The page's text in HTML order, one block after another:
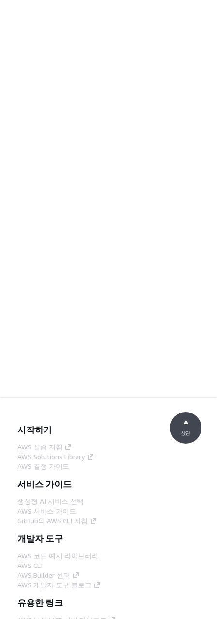
시작하기
AWS 실습 지침
AWS Solutions Library
AWS 결정 가이드
서비스 가이드
생성형 AI 서비스 선택
AWS 서비스 가이드
GitHub의 AWS CLI 지침
개발자 도구
AWS 코드 예시 라이브러리
AWS CLI
AWS Builder 센터
AWS 개발자 도구 블로그
유용한 링크
상단